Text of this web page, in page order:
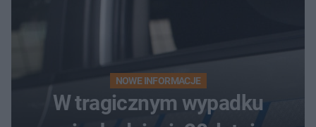
NOWE INFORMACJE
W tragicznym wypadku